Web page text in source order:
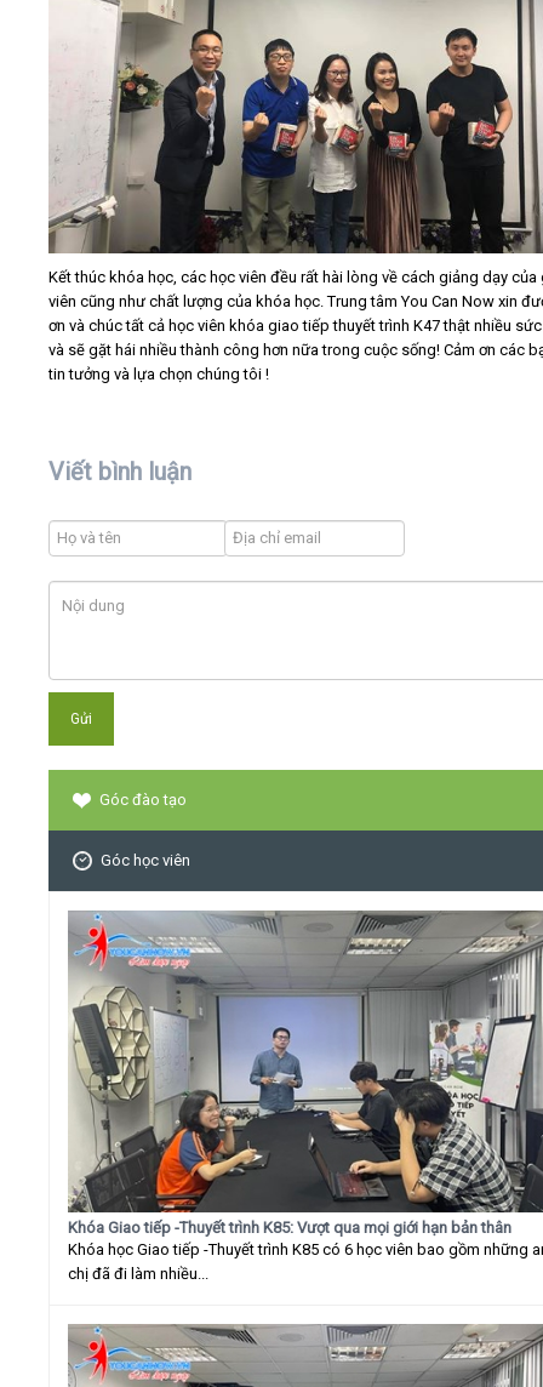
Kết thúc khóa học, các học viên đều rất hài lòng về cách giảng dạy của
viên cũng như chất lượng của khóa học. Trung tâm You Can Now xin
ơn và chúc tất cả học viên khóa giao tiếp thuyết trình K47 thật nhiều
và sẽ gặt hái nhiều thành công hơn nữa trong cuộc sống! Cảm ơn các
tin tưởng và lựa chọn chúng tôi !
Viết bình luận
Góc đào tạo
Góc học viên
Khóa Giao tiếp -Thuyết trình K85: Vượt qua mọi giới hạn bản thân
Khóa học Giao tiếp -Thuyết trình K85 có 6 học viên bao gồm những
chị đã đi làm nhiều...